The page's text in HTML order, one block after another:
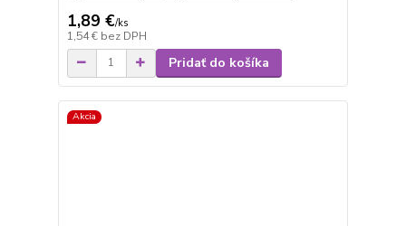
1,89 €/ks
1,54 € bez DPH
Pridať do košíka
Akcia